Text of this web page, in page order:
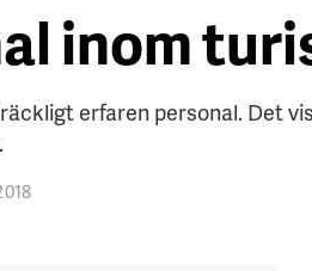
inom
erfaren personal. Det